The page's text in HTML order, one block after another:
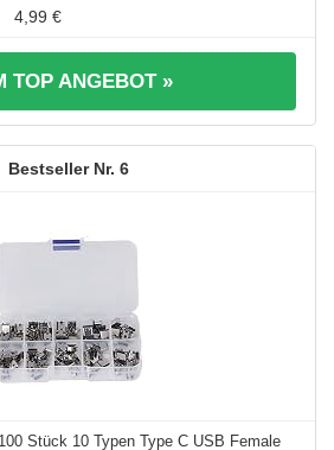
4,99 €
TOP ANGEBOT »
6
Stück 10 Typen Type C USB Female